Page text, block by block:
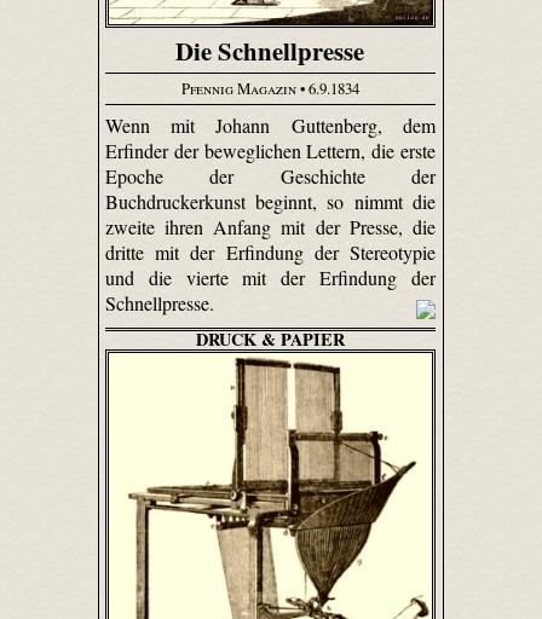
Die Schnellpresse
Pfennig Magazin• 6.9.1834
Wenn mit Johann Guttenberg, dem
Erfinder der beweglichen Lettern, die erste
Epoche der Geschichte der
Buchdruckerkunst beginnt, so nimmt die
zweite ihren Anfang mit der Presse, die
dritte mit der Erfindung der Stereotypie
und die vierte mit der Erfindung der
Schnellpresse.
DRUCK & PAPIER